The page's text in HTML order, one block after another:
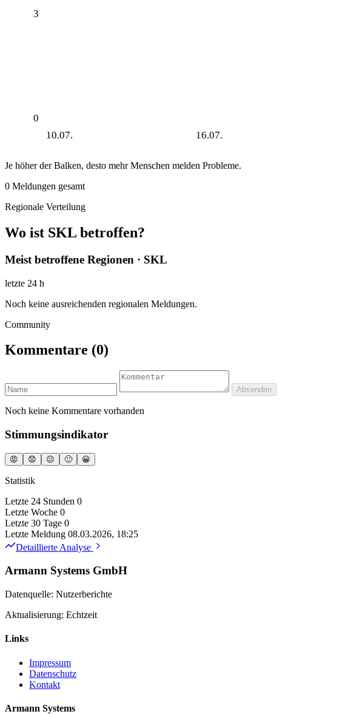
0
3
10.07. 16.07.
Je höher der Balken, desto mehr Menschen melden Probleme.
0 Meldungen gesamt
Regionale Verteilung
Wo ist SKL betroffen?
Meist betroffene Regionen · SKL
letzte 24 h
Noch keine ausreichenden regionalen Meldungen.
Community
Kommentare (0)
Absenden
Noch keine Kommentare vorhanden
Stimmungsindikator
😡 😟 😐 🙂 😀
Statistik
Letzte 24 Stunden 0
Letzte Woche 0
Letzte 30 Tage 0
Letzte Meldung 08.03.2026, 18:25
Detaillierte Analyse
Armann Systems GmbH
Datenquelle: Nutzerberichte
Aktualisierung: Echtzeit
Links
Impressum
Datenschutz
Kontakt
Armann Systems